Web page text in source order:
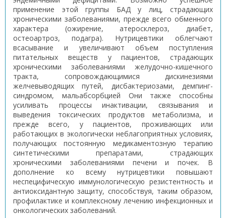
применение этой группы БАД у лиц, страдающих
хроническими заболеваниями, прежде всего обменного
характера (ожирение, атеросклероз, диабет,
остеоартроз, подагра). Нутрицевтики облегчают
всасывание и увеличивают объем поступления
питательных веществ у пациентов, страдающих
хроническими заболеваниями желудочно-кишечного
тракта, сопровождающимися дискинезиями
желчевыводящих путей, дисбактериозами, демпинг-
синдромом, мальабсорбцией Они также способны
усиливать процессы инактивации, связывания и
выведения токсических продуктов метаболизма, и
прежде всего, у пациентов, проживающих или
работающих в экологически неблагоприятных условиях,
получающих постоянную медикаментозную терапию
синтетическими препаратами, страдающих
хроническими заболеваниями печени и почек. В
дополнение ко всему нутрицевтики повышают
неспецифическую иммунологическую резистентность и
антиоксидантную защиту, способствуя, таким образом,
профилактике и комплексному лечению инфекционных и
онкологических заболеваний.